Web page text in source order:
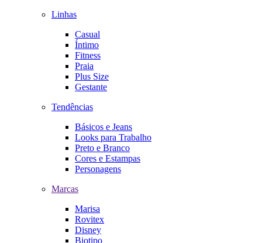
Linhas
Casual
Íntimo
Fitness
Praia
Plus Size
Gestante
Tendências
Básicos e Jeans
Looks para Trabalho
Preto e Branco
Cores e Estampas
Personagens
Marcas
Marisa
Rovitex
Disney
Biotipo